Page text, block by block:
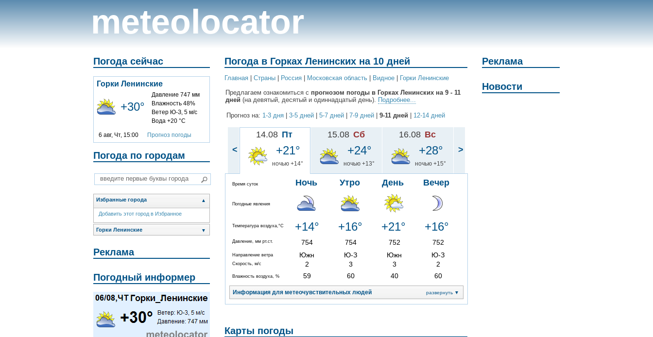
meteolocator
Погода сейчас
Горки Ленинские
+30°
Давление 747 мм
Влажность 48%
Ветер Ю-З, 5 м/с
Вода +20 °C
6 авг, Чт, 15:00 Прогноз погоды
Погода по городам
Избранные города ▲
Добавить этот город в Избранное
Горки Ленинские ▼
Реклама
Погодный информер
Погода в Горках Ленинских на 10 дней
Главная Cтраны Россия Московская область Видное
Горки Ленинские
Предлагаем ознакомиться с прогнозом погоды в Горках Ленинских на 9 - 11
дней (на девятый, десятый и одиннадцатый день). Подробнее...
Прогноз на: 1-3 дня 3-5 дней 5-7 дней 7-9 дней 9-11 дней 12-14 дней
<
14.08 Пт
+21°
ночью +14°
Время суток Ночь Утро День Вечер
Погодные явления
Температура воздуха,°C +14° +16° +21° +16°
Давление, мм рт.ст. 754 754 752 752
Направление ветра Южн Ю-З Южн Ю-З
Скорость, м/с 2 3 3 2
Влажность воздуха, % 59 60 40 60
Информация для метеочувствительных людей развернуть ▼
15.08 Сб
+24°
ночью +13°
16.08 Вс
+28°
ночью +15°
>
Карты погоды
Реклама
Новости